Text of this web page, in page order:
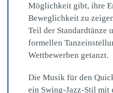
Möglichkeit gibt, ihre
Beweglichkeit zu
Teil der Standardtänze
formellen
Wettbewerben getanzt.
Die Musik für den
ein Swing-Jazz-Stil mit